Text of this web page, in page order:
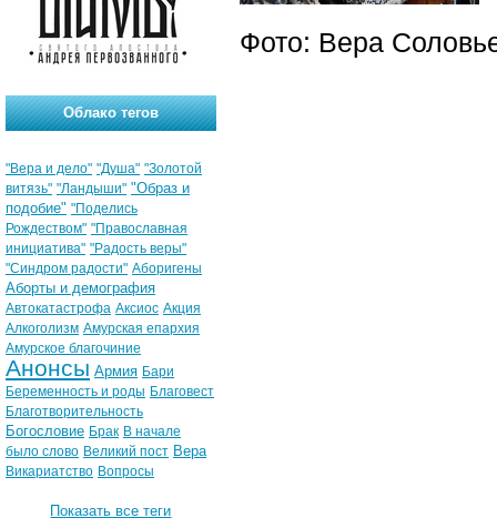
Фото: Вера
Облако тегов
"Вера и дело" "Душа" "Золотой
витязь" "Ландыши" "Образ и
подобие" "Поделись
Рождеством" "Православная
инициатива" "Радость веры"
"Синдром радости" Аборигены
Аборты и демография
Автокатастрофа Аксиос Акция
Алкоголизм Амурская епархия
Амурское благочиние
Анонсы Армия Бари
Беременность и роды Благовест
Благотворительность
Богословие Брак В начале
было слово Великий пост Вера
Викариатство Вопросы
Показать все теги